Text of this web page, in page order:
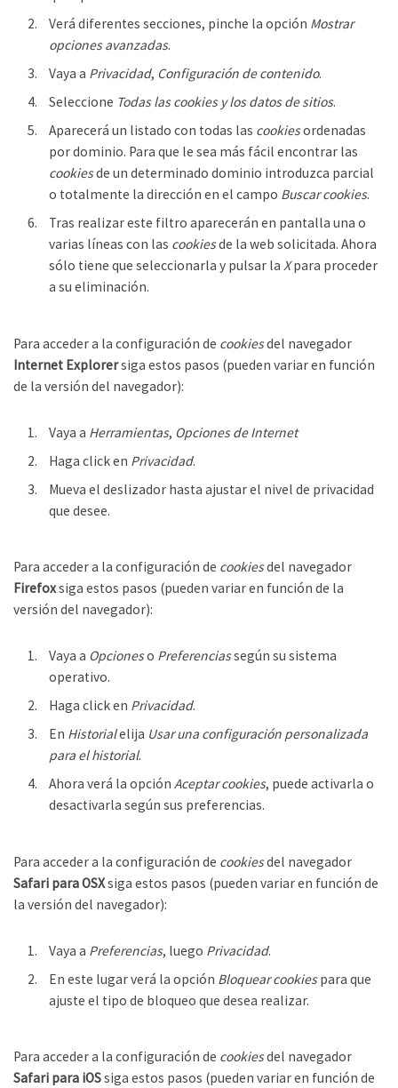
Verá diferentes secciones, pinche la opción Mostrar
opciones avanzadas.
Vaya a Privacidad, Configuración de contenido.
Seleccione Todas lascookiesy los datos de sitios.
Aparecerá un listado con todas las cookiesordenadas
por dominio. Para que le sea más fácil encontrar las
cookiesde un determinado dominio introduzca parcial
o totalmente la dirección en el campo Buscar cookies.
Tras realizar este filtro aparecerán en pantalla una o
varias líneas con las cookiesde la web solicitada. Ahora
sólo tiene que seleccionarla y pulsar la Xpara proceder
a su eliminación.
Para acceder a la configuración de cookiesdel navegador
Internet Explorersiga estos pasos (pueden variar en función
de la versión del navegador):
Vaya a Herramientas, Opciones de Internet
Haga click en Privacidad.
Mueva el deslizador hasta ajustar el nivel de privacidad
que desee.
Para acceder a la configuración de cookiesdel navegador
Firefoxsiga estos pasos (pueden variar en función de la
versión del navegador):
Vaya a Opcioneso Preferenciassegún su sistema
operativo.
Haga click en Privacidad.
En Historialelija Usar una configuración personalizada
para el historial.
Ahora verá la opción Aceptar cookies, puede activarla o
desactivarla según sus preferencias.
Para acceder a la configuración de cookiesdel navegador
Safari para OSXsiga estos pasos (pueden variar en función de
la versión del navegador):
Vaya a Preferencias, luego Privacidad.
En este lugar verá la opción Bloquear cookiespara que
ajuste el tipo de bloqueo que desea realizar.
Para acceder a la configuración de cookiesdel navegador
Safari para iOSsiga estos pasos (pueden variar en función de